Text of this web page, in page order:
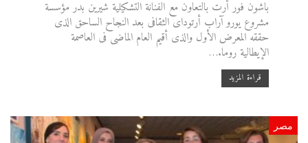
باشون فور أرت بالتعاون مع الفنانة التشكيلية شيرين بدر مؤسسة
مشروع يورو آراب أرتوداى الثقافى بعد النجاح الساحق الذى
حققه المعرض الأول والذى أقيم العام الماضى فى العاصمة
الإيطالية روما.…
قراءة المزيد
مصر